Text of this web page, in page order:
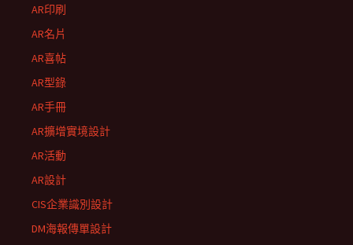
AR印刷
AR名片
AR喜帖
AR型錄
AR手冊
AR擴增實境設計
AR活動
AR設計
CIS企業識別設計
DM海報傳單設計